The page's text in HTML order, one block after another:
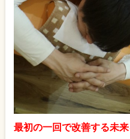
最初の一回で改善する未